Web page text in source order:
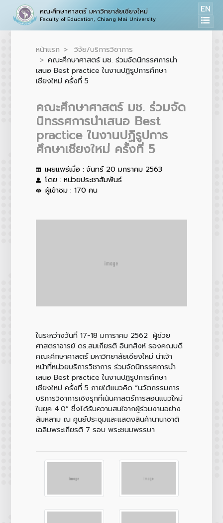
คณะศึกษาศาสตร์ มหาวิทยาลัยเชียงใหม่
Faculty of Education, Chiang Mai University
EN
หน้าแรก
วิจัย/บริการวิชาการ
คณะศึกษาศาสตร์ มช. ร่วมจัดนิทรรศการนำ
เสนอ Best practice ในงานปฏิรูปการศึกษา
เชียงใหม่ ครั้งที่ 5
คณะศึกษาศาสตร์ มช. ร่วมจัด
นิทรรศการนำเสนอ Best
practice ในงานปฏิรูปการ
ศึกษาเชียงใหม่ ครั้งที่ 5
เผยแพร่เมื่อ : จันทร์ 20 มกราคม 2563
โดย : หน่วยประชาสัมพันธ์
ผู้เข้าชม : 170 คน
ในระหว่างวันที่ 17-18 มการาคม 2562 ผู้ช่วย
ศาสตราจารย์ ดร.สมเกียรติ อินทสิงห์ รองคณบดี
คณะศึกษาศาสตร์ มหาวิทยาลัยเชียงใหม่ นำเจ้า
หน้าที่หน่วยบริการวิชาการ ร่วมจัดนิทรรศการนำ
เสนอ Best practice ในงานปฏิรูปการศึกษา
เชียงใหม่ ครั้งที่ 5 ภายใต้แนวคิด “นวัตกรรมการ
บริการวิชาการเชิงรุกที่เน้นศาสตร์การสอนแนวใหม่
ในยุค 4.0” ซึ่งได้รับความสนใจากผู้ร่วมงานอย่าง
ล้มหลาม ณ ศูนย์ประชุมและแสดงสินค้านานาชาติ
เฉลิมพระเกียรติ 7 รอบ พระชนมพรรษา